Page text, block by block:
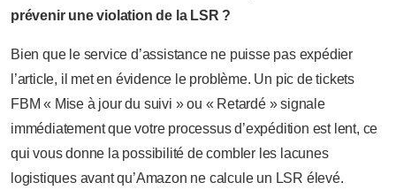
prévenir une violation de la LSR ?
Bien que le service d’assistance ne puisse pas expédier
l’article, il met en évidence le problème. Un pic de tickets
FBM « Mise à jour du suivi » ou « Retardé » signale
immédiatement que votre processus d’expédition est lent, ce
qui vous donne la possibilité de combler les lacunes
logistiques avant qu’Amazon ne calcule un LSR élevé.